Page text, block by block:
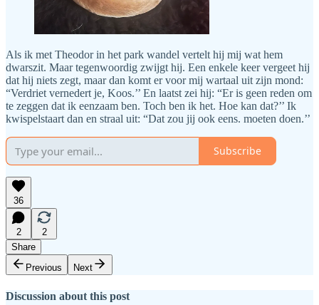
Als ik met Theodor in het park wandel vertelt hij mij wat hem
dwarszit. Maar tegenwoordig zwijgt hij. Een enkele keer vergeet hij
dat hij niets zegt, maar dan komt er voor mij wartaal uit zijn mond:
“Verdriet vernedert je, Koos.’’ En laatst zei hij: “Er is geen reden om
te zeggen dat ik eenzaam ben. Toch ben ik het. Hoe kan dat?’’ Ik
kwispelstaart dan en straal uit: “Dat zou jij ook eens. moeten doen.’’
Subscribe
36
2
2
Share
Previous
Next
Discussion about this post